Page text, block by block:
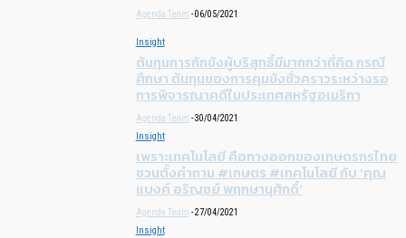
Agenda Team - 06/05/2021
Insight
ต้นทุนการกักขังผู้บริสุทธิ์มีมากกว่าที่คิด กรณี
ศึกษา ต้นทุนของการคุมขังชั่วคราวระหว่างรอ
การพิจารณาคดีในประเทศสหรัฐอเมริกา
Agenda Team - 30/04/2021
Insight
เพราะเทคโนโลยี คือทางออกของเกษตรกรไทย
ชวนตั้งคำถาม #เกษตร #เทคโนโลยี กับ ‘คุณ
แบงค์ อริญชย์ พฤกษานุศักดิ์’
Agenda Team - 27/04/2021
Insight